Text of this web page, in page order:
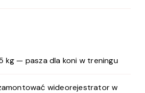
kg — pasza dla koni w treningu
wideorejestrator w